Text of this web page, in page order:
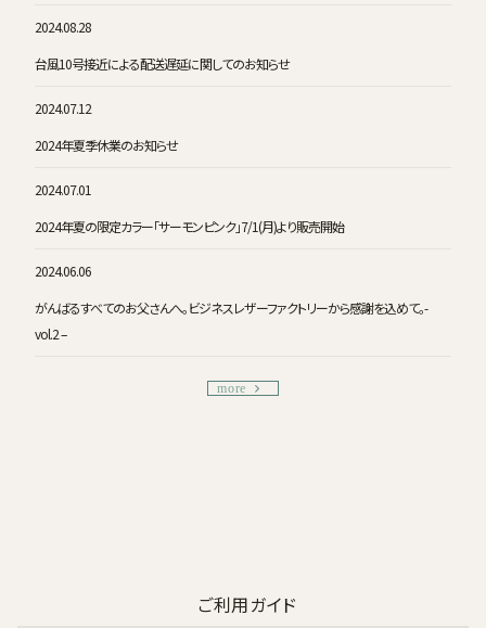
2024.08.28
台風10号接近による配送遅延に関してのお知らせ
2024.07.12
2024年夏季休業のお知らせ
2024.07.01
2024年夏の限定カラー「サーモンピンク」7/1(月)より販売開始
2024.06.06
がんばるすべてのお父さんへ。ビジネスレザーファクトリーから感謝を込めて。-
vol.2 –
more
ご利用ガイド